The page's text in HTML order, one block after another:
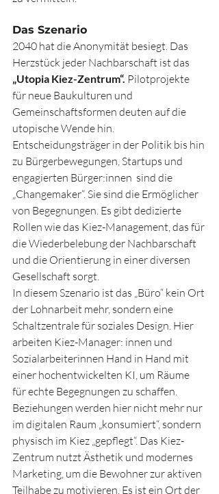
Das Szenario
2040 hat die Anonymität besiegt. Das
Herzstück jeder Nachbarschaft ist das
„Utopia Kiez-Zentrum“. Pilotprojekte
für neue Baukulturen und
Gemeinschaftsformen deuten auf die
utopische Wende hin.
Entscheidungsträger in der Politik bis hin
zu Bürgerbewegungen, Startups und
engagierten Bürger:innen  sind die
„Changemaker“. Sie sind die Ermöglicher
von Begegnungen. Es gibt dedizierte
Rollen wie das Kiez-Management, das für
die Wiederbelebung der Nachbarschaft
und die Orientierung in einer diversen
Gesellschaft sorgt.
In diesem Szenario ist das „Büro“ kein Ort
der Lohnarbeit mehr, sondern eine
Schaltzentrale für soziales Design. Hier
arbeiten Kiez-Manager: innen und
Sozialarbeiterinnen Hand in Hand mit
einer hochentwickelten KI, um Räume
für echte Begegnungen zu schaffen.
Beziehungen werden hier nicht mehr nur
im digitalen Raum „konsumiert“, sondern
physisch im Kiez „gepflegt“. Das Kiez-
Zentrum nutzt Ästhetik und modernes
Marketing, um die Bewohner zur aktiven
Teilhabe zu motivieren. Es ist ein Ort der